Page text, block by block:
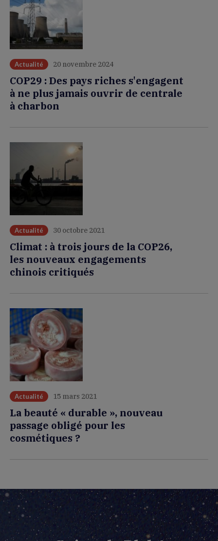
Actualité 20 novembre 2024
COP29 : Des pays riches s'engagent
à ne plus jamais ouvrir de centrale
à charbon
Actualité 30 octobre 2021
Climat : à trois jours de la COP26,
les nouveaux engagements
chinois critiqués
Actualité 15 mars 2021
La beauté « durable », nouveau
passage obligé pour les
cosmétiques ?